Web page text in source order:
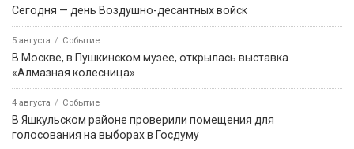
Сегодня — день Воздушно-десантных войск
5 августа Событие
В Москве, в Пушкинском музее, открылась выставка
«Алмазная колесница»
4 августа Событие
В Яшкульском районе проверили помещения для
голосования на выборах в Госдуму